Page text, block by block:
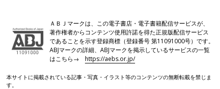
ＡＢＪマークは、この電子書店・電子書籍配信サービスが、
著作権者からコンテンツ使用許諾を得た正規版配信サービス
であることを示す登録商標（登録番号 第11091000号）です。
ABJマークの詳細、ABJマークを掲示しているサービスの一覧
はこちら→https://aebs.or.jp/
本サイトに掲載されている記事・写真・イラスト等のコンテンツの無断転載を禁じま
す。